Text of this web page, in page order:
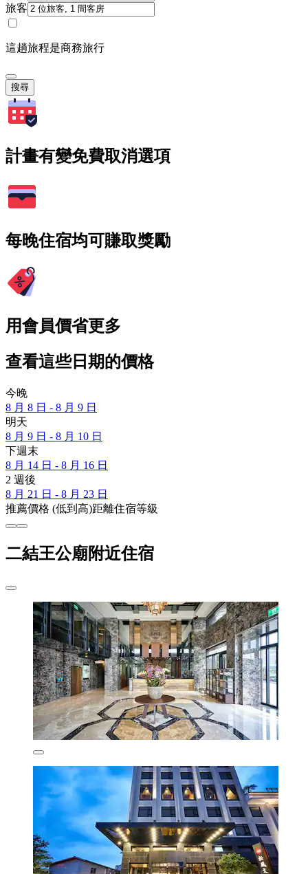
旅客
這趟旅程是商務旅行
搜尋
計畫有變免費取消選項
每晚住宿均可賺取獎勵
用會員價省更多
查看這些日期的價格
今晚
8 月 8 日 - 8 月 9 日
明天
8 月 9 日 - 8 月 10 日
下週末
8 月 14 日 - 8 月 16 日
2 週後
8 月 21 日 - 8 月 23 日
推薦價格 (低到高)距離住宿等級
二結王公廟附近住宿